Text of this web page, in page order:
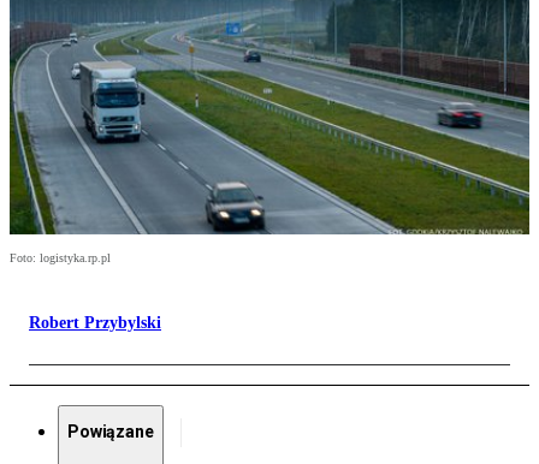
Foto: logistyka.rp.pl
Robert Przybylski
Powiązane